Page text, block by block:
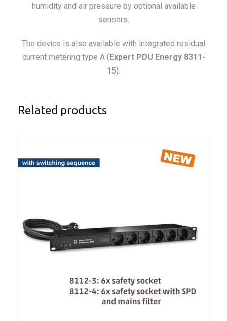
humidity and air pressure by optional available
sensors.
The device is also available with integrated residual
current metering type A (Expert PDU Energy 8311-
15).
Related products